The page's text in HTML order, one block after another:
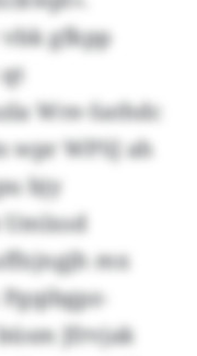
gfkpp
Wre-Sathdc
WPSJ ah
bjy
Umlxsd
mx
Jfrvjak